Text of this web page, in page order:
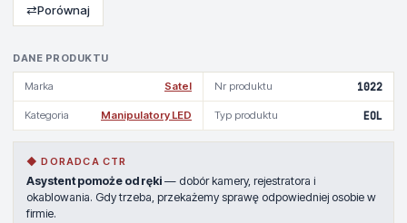
DANE PRODUKTU
Marka Satel Nr produktu 1022
Kategoria Manipulatory LED Typ produktu EOL
◆ DORADCA CTR
Asystent pomoże od ręki — dobór kamery, rejestratora i
okablowania. Gdy trzeba, przekażemy sprawę odpowiedniej osobie w
firmie.
⇄Porównaj